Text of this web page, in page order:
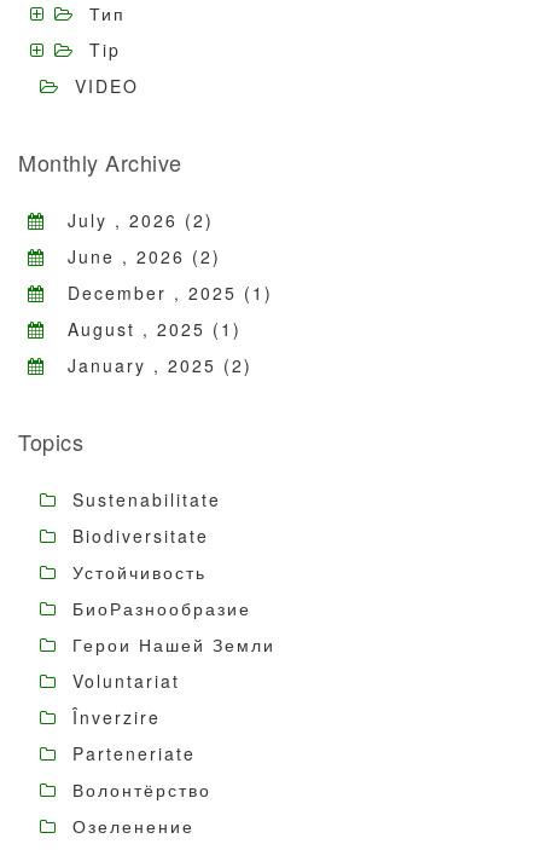
Тип
Tip
VIDEO
Monthly Archive
July , 2026 (2)
June , 2026 (2)
December , 2025 (1)
August , 2025 (1)
January , 2025 (2)
Topics
Sustenabilitate
Biodiversitate
Устойчивость
БиоРазнообразие
Герои Нашей Земли
Voluntariat
Înverzire
Parteneriate
Волонтёрство
Озеленение